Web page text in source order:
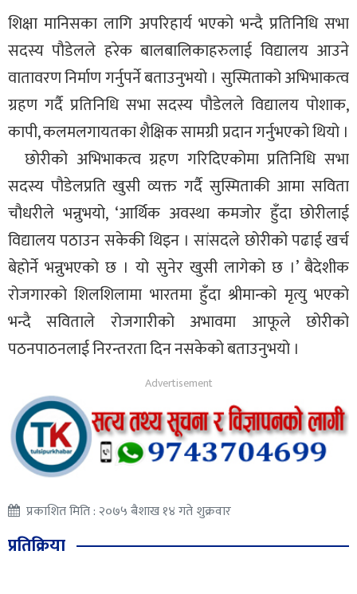
शिक्षा मानिसका लागि अपरिहार्य भएको भन्दै प्रतिनिधि सभा
सदस्य पौडेलले हरेक बालबालिकाहरुलाई विद्यालय आउने
वातावरण निर्माण गर्नुपर्ने बताउनुभयो । सुस्मिताको अभिभाकत्व
ग्रहण गर्दै प्रतिनिधि सभा सदस्य पौडेलले विद्यालय पोशाक,
कापी, कलमलगायतका शैक्षिक सामग्री प्रदान गर्नुभएको थियो ।
छोरीको अभिभाकत्व ग्रहण गरिदिएकोमा प्रतिनिधि सभा
सदस्य पौडेलप्रति खुसी व्यक्त गर्दै सुस्मिताकी आमा सविता
चौधरीले भन्नुभयो, ‘आर्थिक अवस्था कमजोर हुँदा छोरीलाई
विद्यालय पठाउन सकेकी थिइन । सांसदले छोरीको पढाई खर्च
बेहोर्ने भन्नुभएको छ । यो सुनेर खुसी लागेको छ ।’ बैदेशीक
रोजगारको शिलशिलामा भारतमा हुँदा श्रीमान्को मृत्यु भएको
भन्दै सविताले रोजगारीको अभावमा आफूले छोरीको
पठनपाठनलाई निरन्तरता दिन नसकेको बताउनुभयो ।
प्रकाशित मिति : २०७५ बैशाख १४ गते शुक्रवार
प्रतिक्रिया